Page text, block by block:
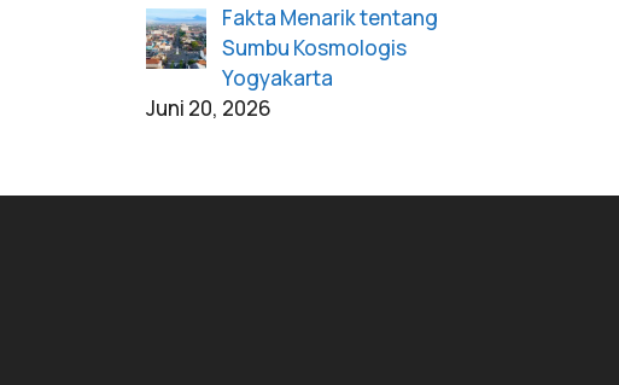
Fakta Menarik tentang
Sumbu Kosmologis
Yogyakarta
Juni 20, 2026